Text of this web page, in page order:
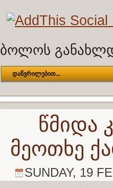
ბოლოს
დაწვრილებით...
წმიდა
მეოთხე
SUNDAY, 19